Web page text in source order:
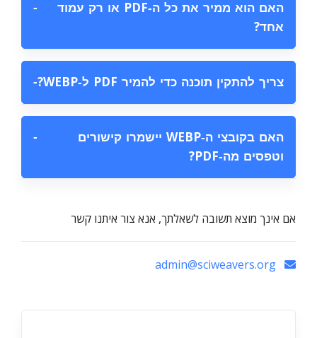
האם הוא ממיר את כל ה‑PDF או רק עמוד
אחד?
−
צריך להתקין תוכנה כדי להמיר PDF ל‑WEBP? −
האם בקובצי ה‑WEBP יישמרו קישורים
וטפסים מה‑PDF?
−
אם אינך מוצא תשובה לשאלתך, אנא צור איתנו קשר